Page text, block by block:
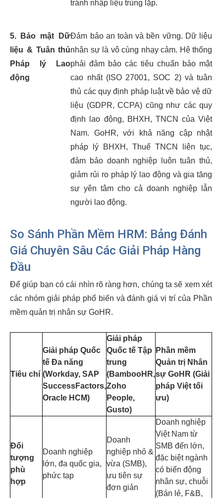
tránh nhập liệu trùng lặp.
5.
Bảo mật Dữ
liệu & Tuân thủ
Pháp lý Lao
động
Đảm bảo an toàn và bền vững. Dữ liệu
nhân sự là vô cùng nhạy cảm. Hệ thống
phải đảm bảo các tiêu chuẩn bảo mật
cao nhất (ISO 27001, SOC 2) và tuân
thủ các quy định pháp luật về bảo vệ dữ
liệu (GDPR, CCPA) cũng như các quy
định lao động, BHXH, TNCN của Việt
Nam. GoHR, với khả năng cập nhật
pháp lý BHXH, Thuế TNCN liên tục,
đảm bảo doanh nghiệp luôn tuân thủ,
giảm rủi ro pháp lý lao động và gia tăng
sự yên tâm cho cả doanh nghiệp lẫn
người lao động.
So Sánh Phần Mềm HRM: Bảng Đánh
Giá Chuyên Sâu Các Giải Pháp Hàng
Đầu
Để giúp bạn có cái nhìn rõ ràng hơn, chúng ta sẽ xem xét
các nhóm giải pháp phổ biến và đánh giá vị trí của Phần
mềm quản trị nhân sự GoHR.
Tiêu chí
Giải pháp Quốc
tế Đa năng
(Workday, SAP
SuccessFactors,
Oracle HCM)
Giải pháp
Quốc tế Tập
trung
(BambooHR,
Zoho
People,
Gusto)
Phần mềm
Quản trị Nhân
sự GoHR (Giải
pháp Việt tối
ưu)
Đối
tượng
phù
hợp
Doanh nghiệp
lớn, đa quốc gia,
phức tạp
Doanh
nghiệp nhỏ &
vừa (SMB),
ưu tiên sự
đơn giản
Doanh nghiệp
Việt Nam từ
SMB đến lớn,
đặc biệt ngành
có biến động
nhân sự, chuỗi
(Bán lẻ, F&B,